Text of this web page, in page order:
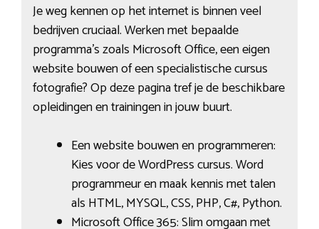
Je weg kennen op het internet is binnen veel
bedrijven cruciaal. Werken met bepaalde
programma’s zoals Microsoft Office, een eigen
website bouwen of een specialistische cursus
fotografie? Op deze pagina tref je de beschikbare
opleidingen en trainingen in jouw buurt.
Een website bouwen en programmeren:
Kies voor de WordPress cursus. Word
programmeur en maak kennis met talen
als HTML, MYSQL, CSS, PHP, C#, Python.
Microsoft Office 365: Slim omgaan met